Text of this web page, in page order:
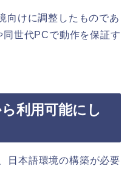
向けに調整したものであ
世代PCで動作を保証す
利用可能にし
日本語環境の構築が必要